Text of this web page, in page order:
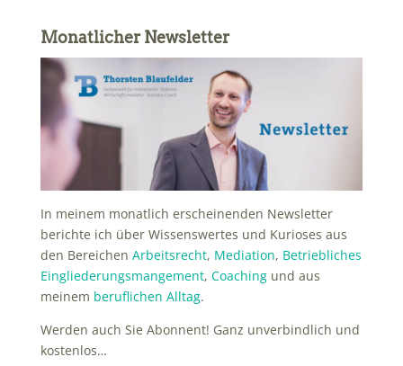
Monatlicher Newsletter
In meinem monatlich erscheinenden Newsletter
berichte ich über Wissenswertes und Kurioses aus
den Bereichen Arbeitsrecht, Mediation, Betriebliches
Eingliederungsmangement, Coachingund aus
meinem beruflichen Alltag.
Werden auch Sie Abonnent! Ganz unverbindlich und
kostenlos…